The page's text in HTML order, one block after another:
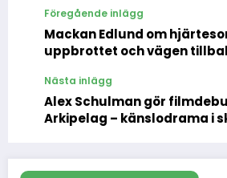
Föregående inlägg
Mackan Edlund om
uppbrottet och vägen
Nästa inlägg
Alex Schulman gör
Arkipelag – känslodrama i